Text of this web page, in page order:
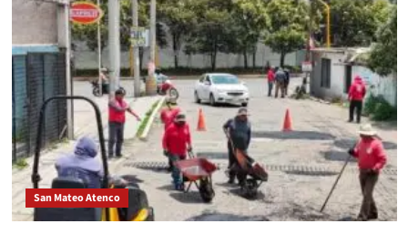
San Mateo Atenco